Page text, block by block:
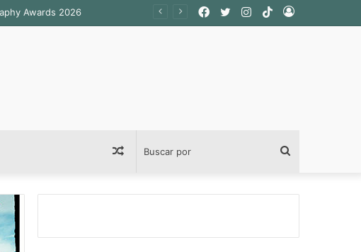
Acceso
TikTok
Instagram
Twitter
Facebook
por
Publicación
al
azar